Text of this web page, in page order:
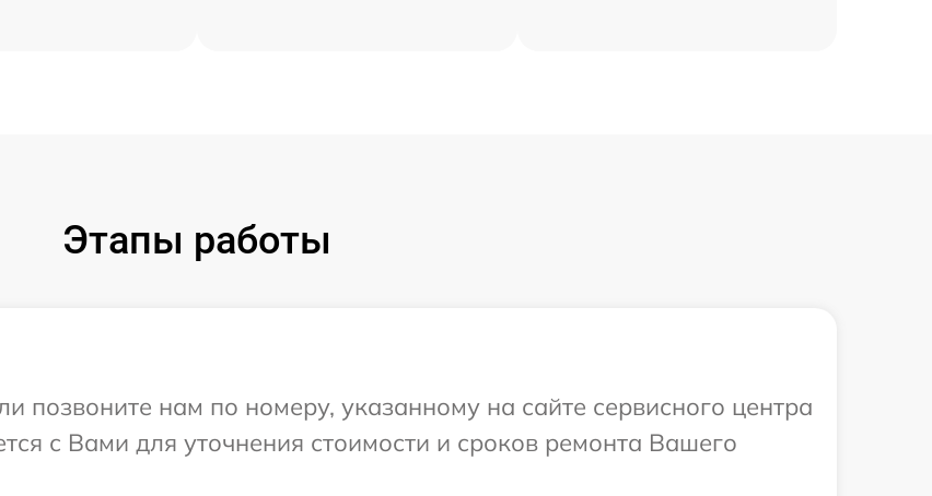
Этапы работы
позвоните нам по номеру, указанному на сайте сервисного центра
с Вами для уточнения стоимости и сроков ремонта Вашего